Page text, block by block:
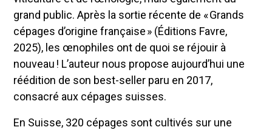
grand public. Après la sortie récente de « Grands
cépages d’origine française » (Éditions Favre,
2025), les œnophiles ont de quoi se réjouir à
nouveau ! L’auteur nous propose aujourd’hui une
réédition de son best-seller paru en 2017,
consacré aux cépages suisses.
En Suisse, 320 cépages sont cultivés sur une